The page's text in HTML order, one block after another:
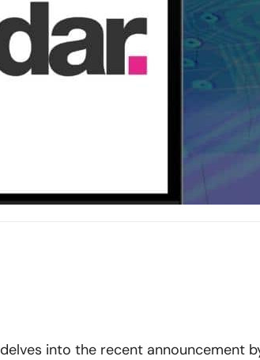
delves into the recent announcement